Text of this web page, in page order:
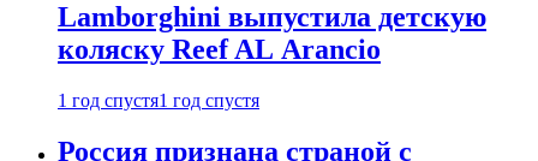
Lamborghini выпустила детскую
коляску Reef AL Arancio
1 год спустя1 год спустя
Россия признана страной с